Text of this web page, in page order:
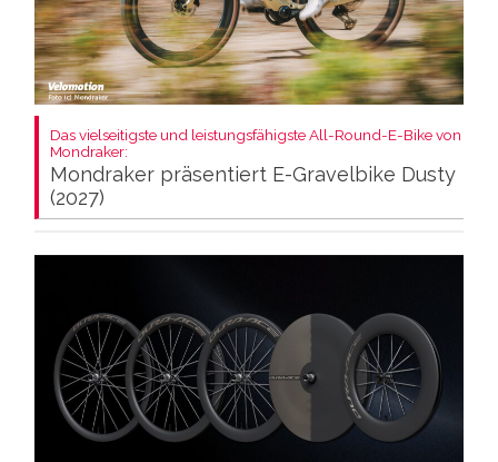
Das vielseitigste und leistungsfähigste All-Round-E-Bike von
Mondraker:
Mondraker präsentiert E-Gravelbike Dusty
(2027)